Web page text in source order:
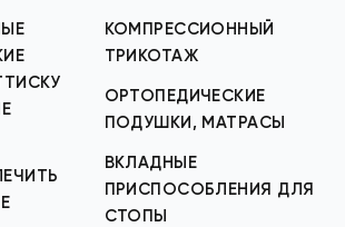
КОМПРЕССИОННЫЙ
ТРИКОТАЖ
ОРТОПЕДИЧЕСКИЕ
ПОДУШКИ, МАТРАСЫ
ВКЛАДНЫЕ
ПРИСПОСОБЛЕНИЯ ДЛЯ
СТОПЫ